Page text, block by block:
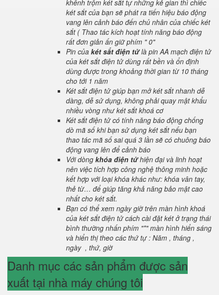
khênh trộm két sắt tự những kẻ gian thì chiếc
két sắt của bạn sẽ phát ra tiến hiệu báo động
vang lên cảnh báo đến chủ nhân của chiếc két
sắt ( Thao tác kích hoạt tính năng báo động
rất đơn giản ấn giữ phím " 0"
Pin của két sắt điện tửlà pin AA mạch điện tử
của két sắt điện tử dùng rất bền và ổn định
dùng được trong khoảng thời gian từ 10 tháng
cho tới 1 năm
Két sắt điện tử giúp bạn mở két sắt nhanh dễ
dàng, dễ sử dụng, không phải quay mật khẩu
nhiều vòng như két sắt khoá cơ
Két sắt điện tử có tính năng báo động chống
dò mã số khi bạn sử dụng két sắt nếu bạn
thao tác mã số sai quá 3 lần sẽ có chuông báo
động vang lên để cảnh báo
Với dòng khóa điện tửhiện đại và linh hoạt
nên việc tích hợp công nghệ thông minh hoặc
kết hợp với loại khóa khác như: khóa vân tay,
thẻ từ… để giúp tăng khả năng bảo mật cao
nhất cho két sắt.
Bạn có thể xem ngày giờ trên màn hình khoá
của két sắt điện tử cách cài đặt két ở trạng thái
bình thường nhấn phím "*" màn hình hiển sáng
và hiển thị theo các thứ tự : Năm , tháng ,
ngày , thứ, giờ
Danh mục các sản phẩm được sản
xuất tại nhà máy chúng tôi